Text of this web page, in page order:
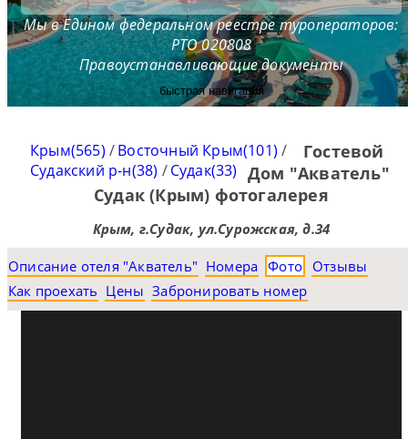
Мы в Едином федеральном реестре туроператоров:
РТО 020808
Правоустанавливающие документы
быстрая навигация
Крым(565) /Восточный Крым(101) /
Судакский р-н(38) /Судак(33)
Гостевой
Дом "Акватель"
Судак (Крым) фотогалерея
Крым, г.Судак, ул.Сурожская, д.34
Описание отеля "Акватель" Номера Фото Отзывы
Как проехать Цены Забронировать номер